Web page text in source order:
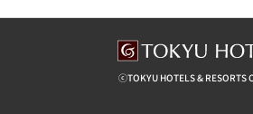
ⓒTOKYU HOTELS & RESORTS